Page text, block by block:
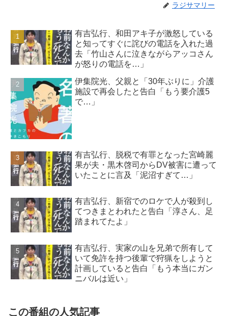
ラジサマリー
有吉弘行、和田アキ子が激怒している
と知ってすぐに詫びの電話を入れた過
去「竹山さんに泣きながらアッコさん
が怒りの電話を…」
伊集院光、父親と「30年ぶりに」介護
施設で再会したと告白「もう要介護5
で…」
有吉弘行、脱税で有罪となった宮崎麗
果が夫・黒木啓司からDV被害に遭って
いたことに言及「泥沼すぎて…」
有吉弘行、新宿でのロケで人が殺到し
てつきまとわれたと告白「淳さん、足
踏まれてたよ」
有吉弘行、実家の山を兄弟で所有して
いて免許を持つ後輩で狩猟をしようと
計画していると告白「もう本当にガン
ニバルは近い」
この番組の人気記事